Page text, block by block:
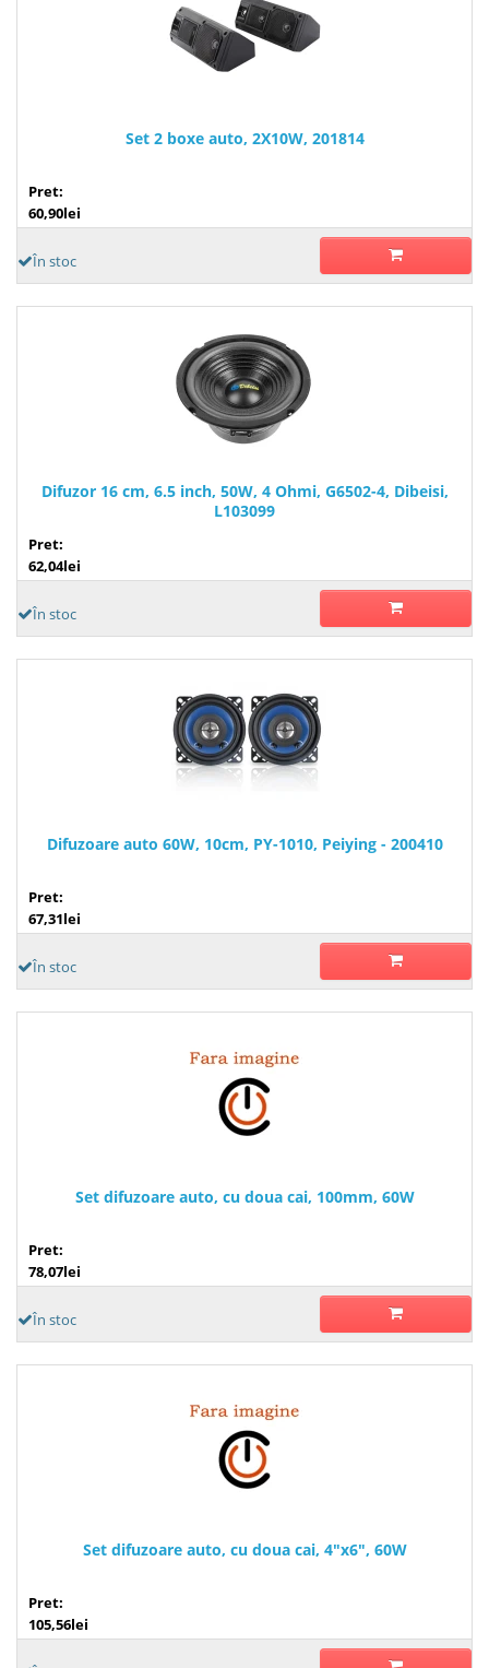
Set 2 boxe auto, 2X10W, 201814
Pret:
60,90lei
În stoc
Difuzor 16 cm, 6.5 inch, 50W, 4 Ohmi, G6502-4, Dibeisi,
L103099
Pret:
62,04lei
În stoc
Difuzoare auto 60W, 10cm, PY-1010, Peiying - 200410
Pret:
67,31lei
În stoc
Set difuzoare auto, cu doua cai, 100mm, 60W
Pret:
78,07lei
În stoc
Set difuzoare auto, cu doua cai, 4"x6", 60W
Pret:
105,56lei